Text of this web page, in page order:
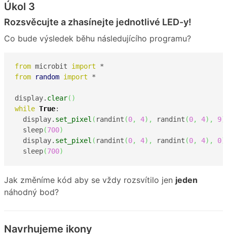
Úkol 3
Rozsvěcujte a zhasínejte jednotlivé LED-y!
Co bude výsledek běhu následujícího programu?
from microbit import
from
random import *
display. clear( )
while True:
  display.
set_pixel ( randint (0, 4) , randint (0, 4) , 9)
  sleep
(700)
  display.
set_pixel ( randint (0, 4) , randint (0, 4) , 0)
  sleep
(700)
Jak změníme kód aby se vždy rozsvítilo jen jeden
náhodný bod?
Navrhujeme ikony